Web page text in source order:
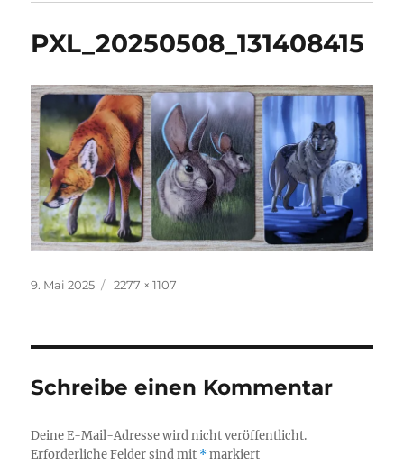
PXL_20250508_131408415
Veröffentlicht
9. Mai 2025 Originalgröße
2277 × 1107
Schreibe einen Kommentar
Deine E-Mail-Adresse wird nicht veröffentlicht.
Erforderliche Felder sind mit *markiert